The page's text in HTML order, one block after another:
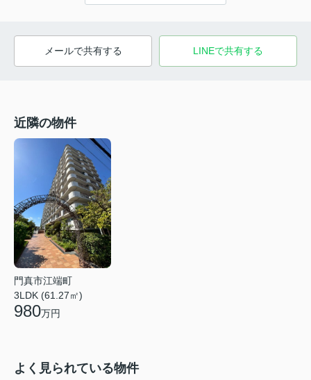
メールで共有する LINEで共有する
近隣の物件
門真市江端町
3LDK (61.27㎡)
980万円
よく見られている物件